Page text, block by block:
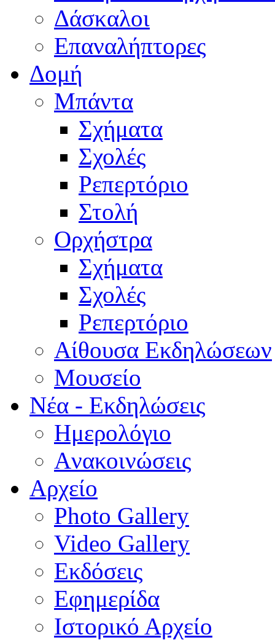
Δάσκαλοι
Επαναλήπτορες
Δομή
Μπάντα
Σχήματα
Σχολές
Ρεπερτόριο
Στολή
Ορχήστρα
Σχήματα
Σχολές
Ρεπερτόριο
Aίθουσα Εκδηλώσεων
Μουσείο
Νέα - Εκδηλώσεις
Ημερολόγιο
Aνακοινώσεις
Αρχείο
Photo Gallery
Video Gallery
Εκδόσεις
Εφημερίδα
Ιστορικό Αρχείο